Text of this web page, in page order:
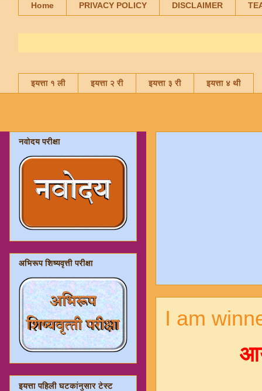
Home PRIVACY POLICY DISCLAIMER
इयत्ता १ ली इयत्ता २ री इयत्ता ३ री इयत्ता ४ थी
I am
नवोदय परीक्षा
अभिरूप शिष्यवृत्ती परीक्षा
इयत्ता पहिली घटकांनुसार टेस्ट